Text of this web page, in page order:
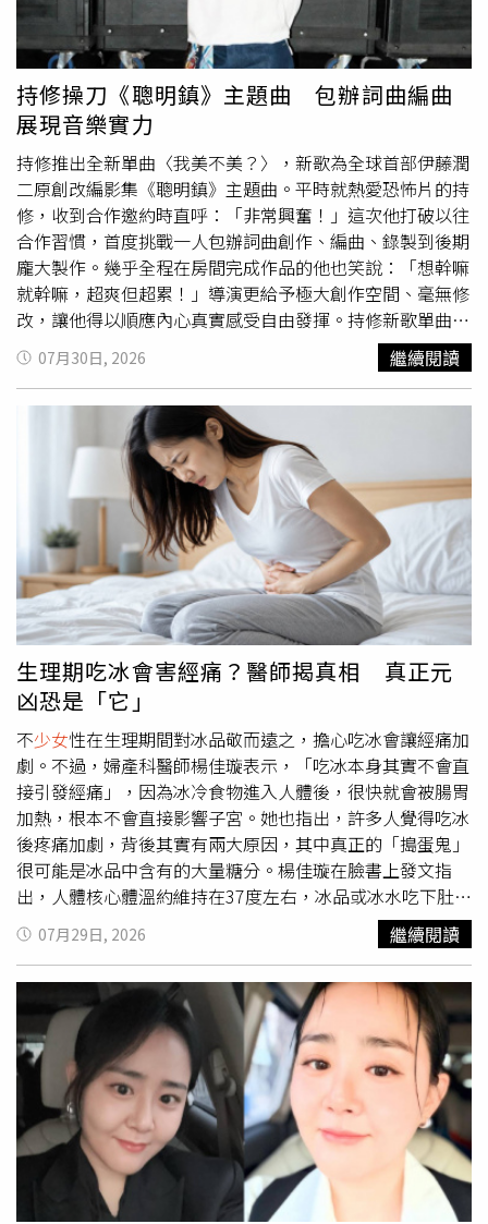
度親切、互動自然，她才逐漸放鬆心情，順利完成這場對她
而言「一個人的挑戰」。整場採訪沒有父母陪同，也沒有翻
譯從旁協助，全程靠自己以流利英文完成訪談，面對國際級
影星毫不怯場，成熟穩健的表現讓不少人留下深刻印象。除
了流暢的英文能力外，Nei Nei在現場展現出的教養與臨場
反應同樣受到稱讚。由於首映活動現場十分吵雜，她會主動
彎下身、靠近受訪者仔細聆聽每一句回答，展現尊重與禮
貌。當被問到是否正在放暑假時，她也耐心解釋，自己就讀
國際學校，採北半球學制，目前正值假期，因為非常喜歡
《蜘蛛人》系列電影，才在徵得父親同意後專程飛往上海，
以小記者身分完成自己的夢想，並坦言當下「既緊張又開
心」。採訪過程中，Nei Nei還分享弟弟Max同樣是《蜘蛛
人》忠實粉絲，更笑著透露家中收藏著弟弟穿著蜘蛛人服裝
哭泣的趣味影片。完成訪談後，她也特地向湯姆霍蘭德與千
黛亞索取親筆簽名，希望帶回家送給弟弟，貼心舉動再度圈
粉。從曾在親子節目《爸爸去哪兒5》中緊黏爸爸、說著奶
音的小女孩，如今已長成身高近170公分的
Nei Nei此次表現打出90分，笑說女兒現在的中、英文能力
都比自己更好；至於扣掉的10分，則是因為自己沒能陪伴在
現場。不過，他認為從小便教育孩子「有夢想就要勇敢努力
去實現」，能夠讓孩子獨立面對挑戰，比任何分數都更重
要。然而，相關影片曝光後，網路評價呈現兩極。有不少網
友大讚Nei Nei談吐自然、自信大方，認為她能獨自完成全
英文專訪，展現出優異的語言能力、臨場反應與家庭教育成
果；但也有人質疑，她之所以能獲得近距離專訪好萊塢巨星
的機會，是因為父親多年累積的演藝圈人脈與資源，甚至以
「資源咖」、「星二代特權」形容這次難得的採訪機會，認
為一般家庭的孩子很難有相同待遇。面對外界質疑，吳尊並
未刻意避談，反而在貼文中直接感謝《蜘蛛人：重生日》片
方提供Nei Nei單獨與主演互動及專訪的機會。 在
Instagram 查看這則貼文 從 Instagram 分享的貼文
持修操刀《聰明鎮》主題曲 包辦詞曲編曲
展現音樂實力
持修推出全新單曲〈我美不美？〉，新歌為全球首部伊藤潤
二原創改編影集《聰明鎮》主題曲。平時就熱愛恐怖片的持
修，收到合作邀約時直呼：「非常興奮！」這次他打破以往
合作習慣，首度挑戰一人包辦詞曲創作、編曲、錄製到後期
龐大製作。幾乎全程在房間完成作品的他也笑說：「想幹嘛
就幹嘛，超爽但超累！」導演更給予極大創作空間、毫無修
改，讓他得以順應內心真實感受自由發揮。持修新歌單曲封
面特別採用伊藤潤二經典作品《至死不渝的愛》中的「十字
路口的美少年」。（圖／奇蹟映畫所提供）為了保留想像空
想像。他形容這首歌在描繪一種扭曲的愛：「接收愛的同
時，可能伴隨著失去自我與痛苦，但那也是一種美的樣
子。」歌曲以空靈呢喃的吟唱與黑暗旋律，反覆叩問：「這
樣子我美不美？」帶領聽眾陷入迷幻氛圍中。單曲封面特別
採用伊藤潤二經典作品《至死不渝的愛》中的「十字路口的
美少年」，完美扣合歌曲執迷不悟的氛圍。被問到若能扮演
劇中角色最想當誰？持修幽默笑答：「還是蛞蝓少女 吧！特
效逼真，視覺衝擊超震撼。」展現對這部恐怖美學新作的熱
愛。
07月30日, 2026 繼續閱讀
生理期吃冰會害經痛？醫師揭真相 真正元
凶恐是「它」
不少女性在生理期間對冰品敬而遠之，擔心吃冰會讓經痛加
劇。不過，婦產科醫師楊佳璇表示，「吃冰本身其實不會直
接引發經痛」，因為冰冷食物進入人體後，很快就會被腸胃
加熱，根本不會直接影響子宮。她也指出，許多人覺得吃冰
後疼痛加劇，背後其實有兩大原因，其中真正的「搗蛋鬼」
很可能是冰品中含有的大量糖分。楊佳璇在臉書上發文指
出，人體核心體溫約維持在37度左右，冰品或冰水吃下肚
後，會迅速在腸胃中回溫，不會直接接觸到子宮，因此目前
科學研究也找不到低溫食物會直接造成子宮受傷或引發經痛
的證據。她也提到，歐美國家普遍沒有生理期不能吃冰的飲
食禁忌。至於為何不少女 性認為吃冰後經痛變得更明顯，楊
佳璇分析，第一個可能原因是低溫刺激會使食道與腸胃周圍
的血管及平滑肌短暫收縮，若原本就有經痛，可能讓子宮缺
血引起的不適感更加明顯。另一個更重要的原因，則是冰品
常伴隨大量糖分與乳製品。她表示，冰淇淋、手搖飲等高糖
食物容易引起體內發炎反應，進一步加重經痛，因此真正影
響疼痛的可能不是冰，而是跟著一起吃下肚的糖分。除了破
解吃冰迷思，楊佳璇也分享4個有助緩解經痛的方法，包括
在疼痛初期或預期經痛發作時提早服用非類固醇消炎止痛
07月29日, 2026 繼續閱讀